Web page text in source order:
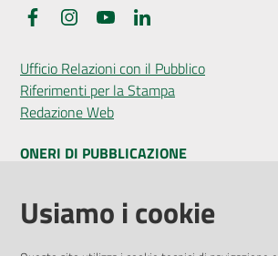
FacebookInstagramYouTube
Ufficio Relazioni con il Pubblico
Riferimenti per la Stampa
Redazione Web
ONERI DI PUBBLICAZIONE
Amministrazione Trasparente
Pubblicità legale
Usiamo i cookie